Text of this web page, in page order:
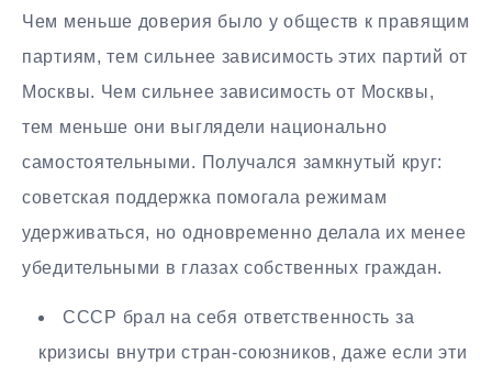
Чем меньше доверия было у обществ к правящим
партиям, тем сильнее зависимость этих партий от
Москвы. Чем сильнее зависимость от Москвы,
тем меньше они выглядели национально
самостоятельными. Получался замкнутый круг:
советская поддержка помогала режимам
удерживаться, но одновременно делала их менее
убедительными в глазах собственных граждан.
СССР брал на себя ответственность за
кризисы внутри стран-союзников, даже если эти